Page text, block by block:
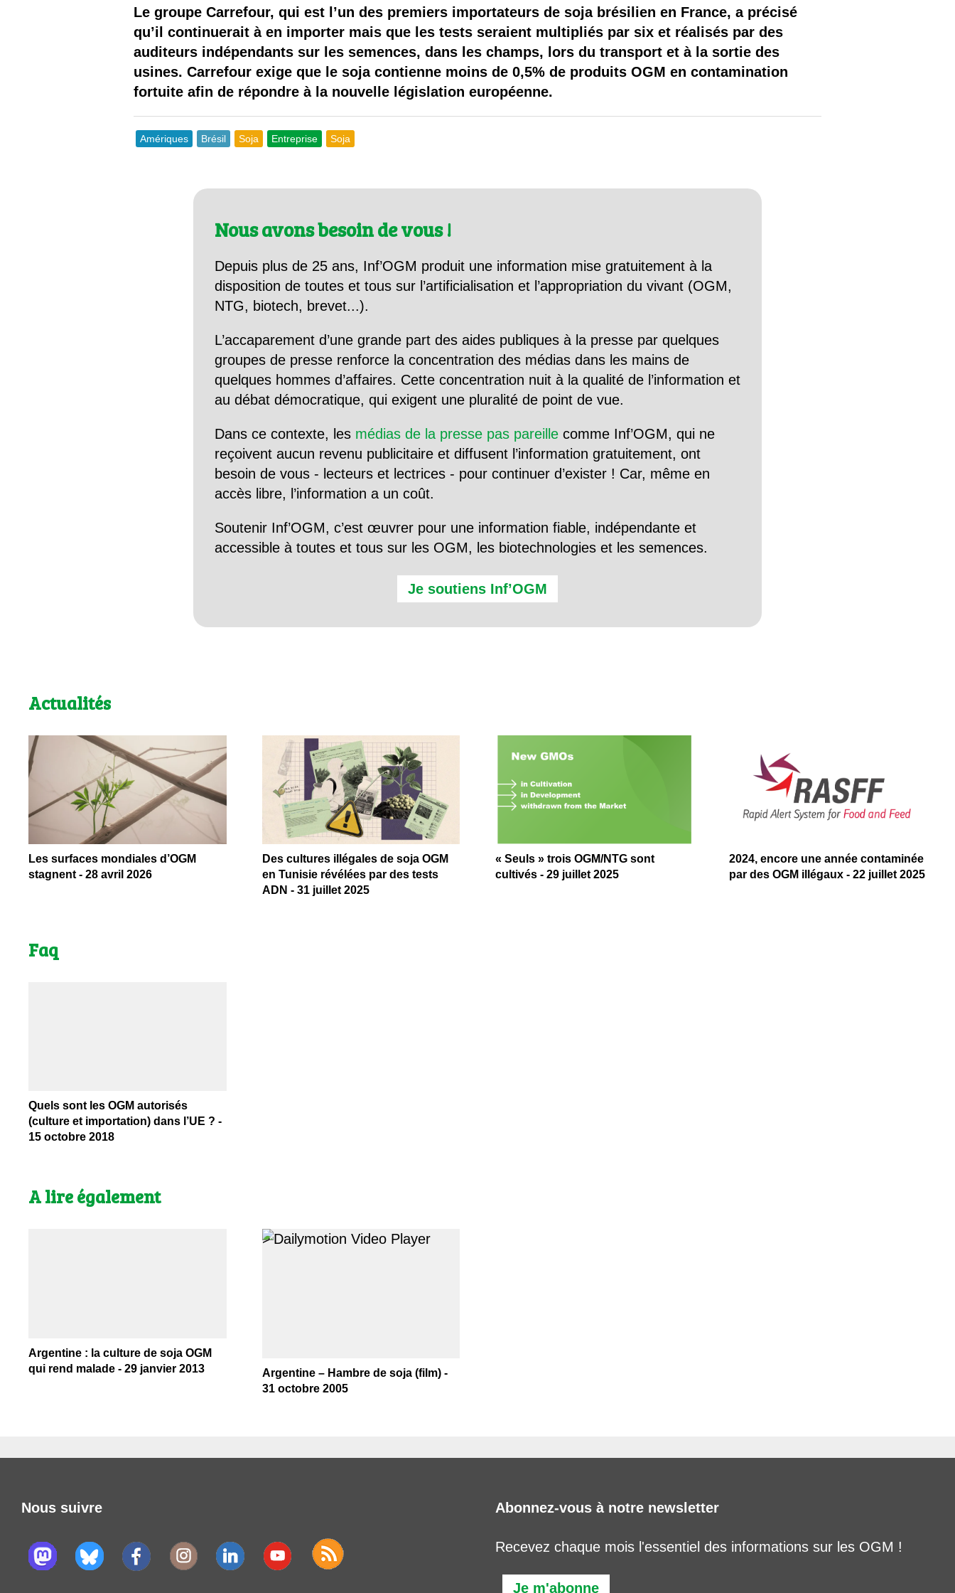
Il y a semence…. et semence
Quels sont les avantages et les inconvénients des OGM ?
Le groupe Carrefour, qui est l’un des premiers importateurs de soja brésilien en France, a précisé
qu’il continuerait à en importer mais que les tests seraient multipliés par six et réalisés par des
auditeurs indépendants sur les semences, dans les champs, lors du transport et à la sortie des
usines. Carrefour exige que le soja contienne moins de 0,5% de produits OGM en contamination
fortuite afin de répondre à la nouvelle législation européenne.
Amériques Brésil Soja Entreprise Soja
Nous avons besoin de vous !
Depuis plus de 25 ans, Inf’OGM produit une information mise gratuitement à la
disposition de toutes et tous sur l’artificialisation et l’appropriation du vivant (OGM,
NTG, biotech, brevet...).
L’accaparement d’une grande part des aides publiques à la presse par quelques
groupes de presse renforce la concentration des médias dans les mains de
quelques hommes d’affaires. Cette concentration nuit à la qualité de l’information et
au débat démocratique, qui exigent une pluralité de point de vue.
Dans ce contexte, les médias de la presse pas pareille comme Inf’OGM, qui ne
reçoivent aucun revenu publicitaire et diffusent l’information gratuitement, ont
besoin de vous - lecteurs et lectrices - pour continuer d’exister ! Car, même en
accès libre, l’information a un coût.
Soutenir Inf’OGM, c’est œuvrer pour une information fiable, indépendante et
accessible à toutes et tous sur les OGM, les biotechnologies et les semences.
Je soutiens Inf’OGM
Actualités
Les surfaces mondiales d’OGM
stagnent - 28 avril 2026
Des cultures illégales de soja OGM
en Tunisie révélées par des tests
ADN - 31 juillet 2025
« Seuls » trois OGM/NTG sont
cultivés - 29 juillet 2025
2024, encore une année contaminée
par des OGM illégaux - 22 juillet 2025
Faq
Quels sont les OGM autorisés
(culture et importation) dans l’UE ? -
15 octobre 2018
A lire également
Argentine : la culture de soja OGM
qui rend malade - 29 janvier 2013
>
Argentine – Hambre de soja (film) -
31 octobre 2005
Nous suivre Abonnez-vous à notre newsletter
Recevez chaque mois l'essentiel des informations sur les OGM !
Je m'abonne